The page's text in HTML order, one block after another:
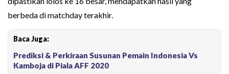
berbeda di matchday terakhir.
Baca Juga:
Prediksi & Perkiraan Susunan Pemain Indonesia Vs
Kamboja di Piala AFF 2020